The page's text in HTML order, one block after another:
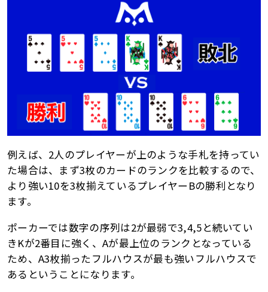
例えば、2人のプレイヤーが上のような手札を持ってい
た場合は、まず3枚のカードのランクを比較するので、
より強い10を3枚揃えているプレイヤーBの勝利となり
ます。
ポーカーでは数字の序列は2が最弱で3,4,5と続いてい
きKが2番目に強く、Aが最上位のランクとなっている
ため、A3枚揃ったフルハウスが最も強いフルハウスで
あるということになります。